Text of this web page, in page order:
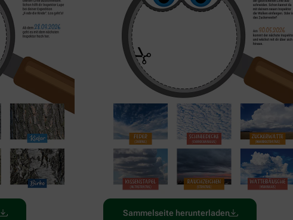
Sammelseite herunterladen